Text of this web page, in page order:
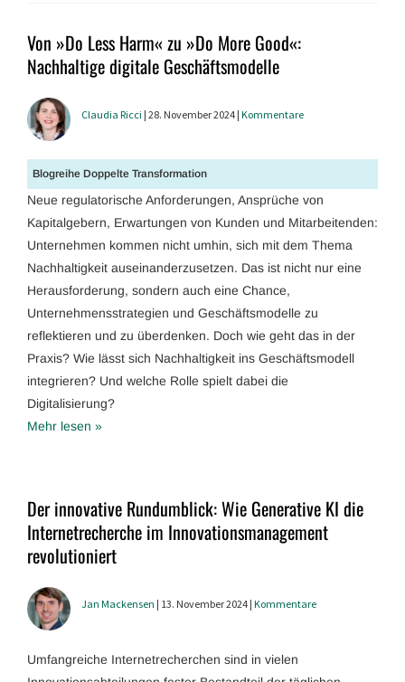
Fraunhofer IAO ↗
Von »Do Less Harm« zu »Do More Good«:
Nachhaltige digitale Geschäftsmodelle
Claudia Ricci | 28. November 2024 | Kommentare
Blogreihe Doppelte Transformation
Neue regulatorische Anforderungen, Ansprüche von
Kapitalgebern, Erwartungen von Kunden und Mitarbeitenden:
Unternehmen kommen nicht umhin, sich mit dem Thema
Nachhaltigkeit auseinanderzusetzen. Das ist nicht nur eine
Herausforderung, sondern auch eine Chance,
Unternehmensstrategien und Geschäftsmodelle zu
reflektieren und zu überdenken. Doch wie geht das in der
Praxis? Wie lässt sich Nachhaltigkeit ins Geschäftsmodell
integrieren? Und welche Rolle spielt dabei die
Digitalisierung?
Mehr lesen »
Der innovative Rundumblick: Wie Generative KI die
Internetrecherche im Innovationsmanagement
revolutioniert
Jan Mackensen | 13. November 2024 | Kommentare
Umfangreiche Internetrecherchen sind in vielen